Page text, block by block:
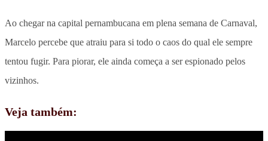
Ao chegar na capital pernambucana em plena semana de Carnaval,
Marcelo percebe que atraiu para si todo o caos do qual ele sempre
tentou fugir. Para piorar, ele ainda começa a ser espionado pelos
vizinhos.
Veja também: